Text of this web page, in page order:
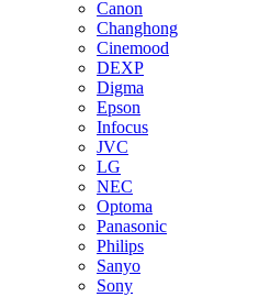
Canon
Changhong
Cinemood
DEXP
Digma
Epson
Infocus
JVC
LG
NEC
Optoma
Panasonic
Philips
Sanyo
Sony